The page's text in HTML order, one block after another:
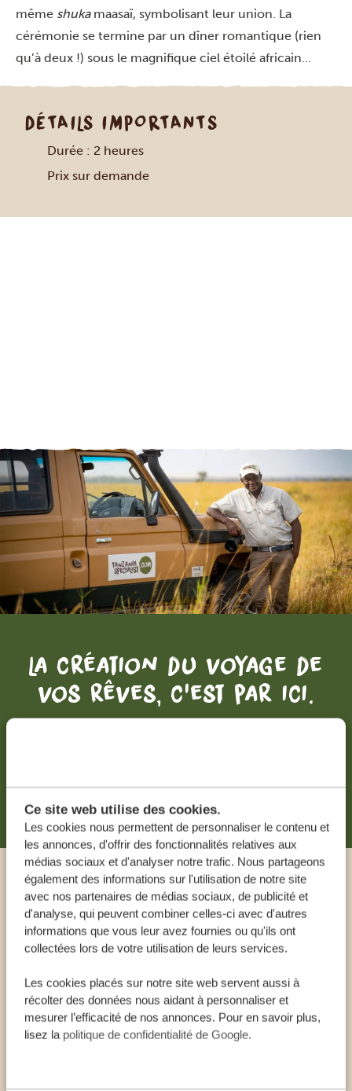
Ce site web utilise des cookies.
Les cookies nous permettent de personnaliser le contenu et
les annonces, d'offrir des fonctionnalités relatives aux
médias sociaux et d'analyser notre trafic. Nous partageons
également des informations sur l'utilisation de notre site
avec nos partenaires de médias sociaux, de publicité et
d'analyse, qui peuvent combiner celles-ci avec d'autres
informations que vous leur avez fournies ou qu'ils ont
collectées lors de votre utilisation de leurs services.
Les cookies placés sur notre site web servent aussi à
récolter des données nous aidant à personnaliser et
mesurer l’efficacité de nos annonces. Pour en savoir plus,
lisez la politique de confidentialité de Google.
même shukamaasaï, symbolisant leur union. La
cérémonie se termine par un dîner romantique (rien
qu’à deux !) sous le magnifique ciel étoilé africain…
DÉTAILS IMPORTANTS
Durée : 2 heures
Prix sur demande
La création du voyage de
vos rêves, c'est par ici.
RECEVOIR UNE OFFRE SUR MESURE
Appeler un expert
NOS SPÉCIALISTES SONT LÀ POUR VOUS
AIDER
FR:+33 257 28 0079